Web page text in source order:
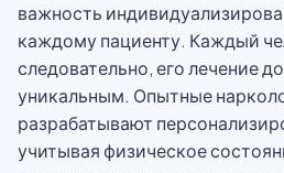
важность
каждому пациенту. Каждый
следовательно, его лечение
уникальным. Опытные
разрабатывают
учитывая физическое